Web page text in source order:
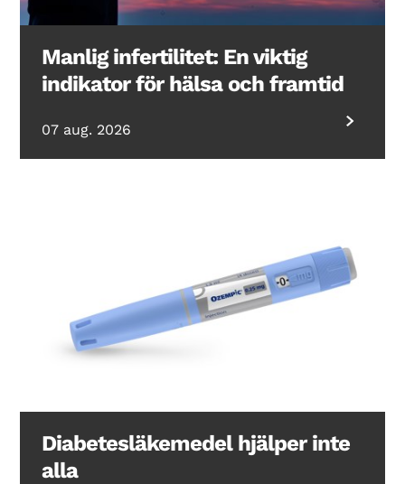
Manlig infertilitet: En viktig
indikator för hälsa och framtid
07 aug. 2026
Diabetesläkemedel hjälper inte
alla